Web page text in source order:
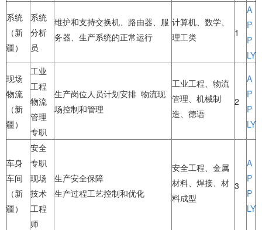
系统
（新
疆）
系统
分析
员
维护和支持交换机、路由器、服
务器、生产系统的正常运行
计算机、数学、
理工类
1
A
P
P
LY
现场
物流
（新
疆）
工业
工程
物流
管理
专职
生产岗位人员计划安排 物流现
场控制和管理
工业工程、物流
管理、机械制
造、德语
2
A
P
P
LY
车身
车间
（新
疆）
安全
专职
现场
技术
工程
师
生产安全保障
生产过程工艺控制和优化
安全工程、金属
材料、焊接、材
料成型
3
A
P
P
LY